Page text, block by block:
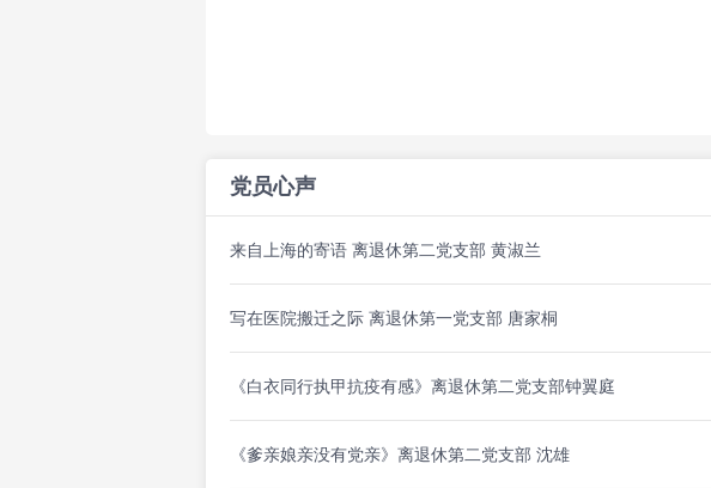
党员心声
来自上海的寄语 离退休第二党支部 黄淑兰
写在医院搬迁之际 离退休第一党支部 唐家桐
《白衣同行执甲抗疫有感》离退休第二党支部钟翼庭
《爹亲娘亲没有党亲》离退休第二党支部 沈雄